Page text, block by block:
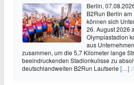
Berlin,
B2Run Berlin
können sich
26. August 2026
Olympiastadion
aus
zusammen, um die 5,7 Kilometer lange
beeindruckenden Stadionkulisse zu
deutschlandweiten B2Run Laufserie […]